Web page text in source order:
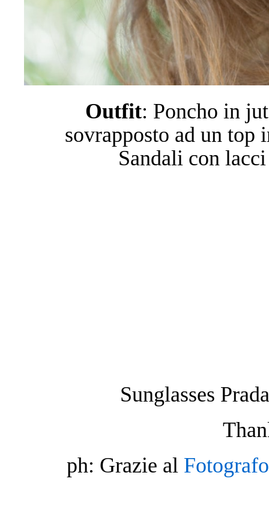
Outfit: Poncho in
sovrapposto ad un top
Sandali con
Sunglasses
ph: Grazie al